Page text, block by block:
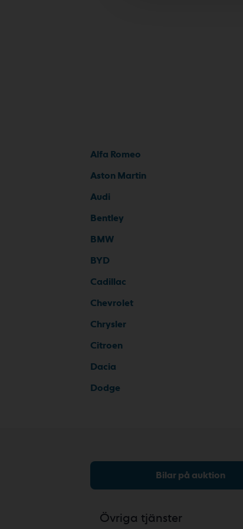
Alfa Romeo
Aston Martin
Audi
Bentley
BMW
BYD
Cadillac
Chevrolet
Chrysler
Citroen
Dacia
Dodge
Bilar på auktion
Övriga tjänster